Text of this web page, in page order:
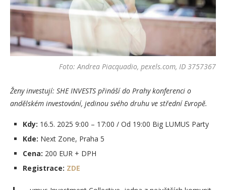
Foto: Andrea Piacquadio, pexels.com, ID 3757367
Ženy investují: SHE INVESTS přináší do Prahy konferenci o
andělském investování, jedinou svého druhu ve střední Evropě.
Kdy: 16.5. 2025 9:00 – 17:00 / Od 19:00 Big LUMUS Party
Kde: Next Zone, Praha 5
Cena: 200 EUR + DPH
Registrace: ZDE